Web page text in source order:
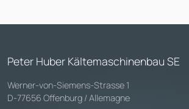
Peter Huber Kältemaschinenbau SE
Werner-von-Siemens-Strasse 1
D-77656 Offenburg / Allemagne